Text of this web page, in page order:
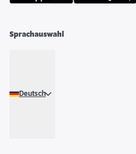
Sprachauswahl
Deutsch